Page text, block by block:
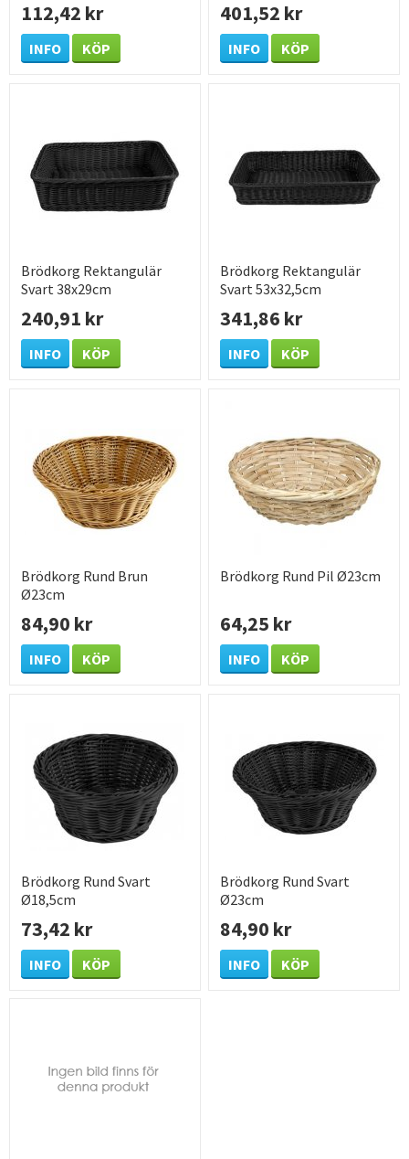
112,42 kr
INFO KÖP
401,52 kr
INFO KÖP
Brödkorg Rektangulär
Svart 38x29cm
240,91 kr
INFO KÖP
Brödkorg Rektangulär
Svart 53x32,5cm
341,86 kr
INFO KÖP
Brödkorg Rund Brun
Ø23cm
84,90 kr
INFO KÖP
Brödkorg Rund Pil Ø23cm
64,25 kr
INFO KÖP
Brödkorg Rund Svart
Ø18,5cm
73,42 kr
INFO KÖP
Brödkorg Rund Svart
Ø23cm
84,90 kr
INFO KÖP